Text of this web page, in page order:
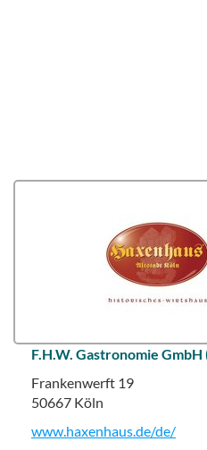
F.H.W. Gastronomie GmbH
Frankenwerft 19
50667 Köln
www.haxenhaus.de/de/